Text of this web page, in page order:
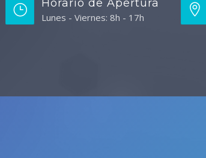
Horario de Apertura
Lunes - Viernes: 8h - 17h